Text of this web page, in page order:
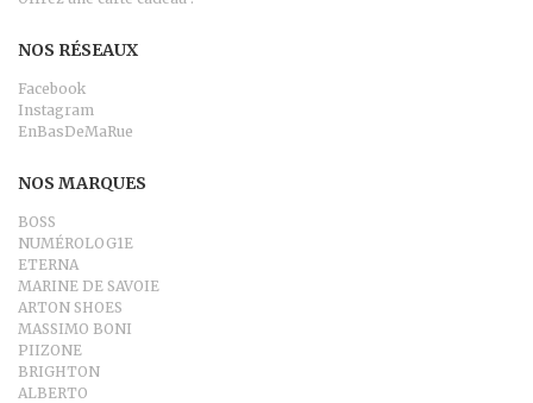
NOS RÉSEAUX
Facebook
Instagram
EnBasDeMaRue
NOS MARQUES
BOSS
NUMÉROLOG1E
ETERNA
MARINE DE SAVOIE
ARTON SHOES
MASSIMO BONI
PIIZONE
BRIGHTON
ALBERTO